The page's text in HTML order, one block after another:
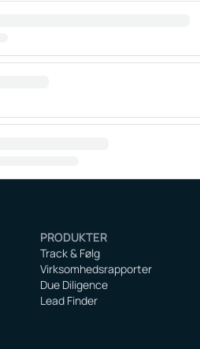
PRODUKTER
Track & Følg
Virksomhedsrapporter
Due Diligence
Lead Finder